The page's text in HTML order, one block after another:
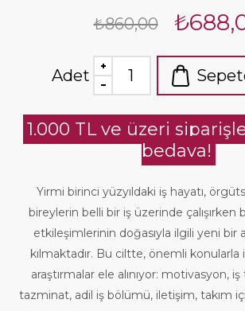
₺860,00
Adet
1.000 TL ve üzeri
bedava!
Yirmi birinci yüzyıldaki iş hayatı,
bireylerin belli bir iş üzerinde çalışırken
etkileşimlerinin doğasıyla ilgili yeni bir
kılmaktadır. Bu ciltte, önemli konularla
araştırmalar ele alınıyor: motivasyon,
tazminat, adil iş bölümü, iletişim, takım içi